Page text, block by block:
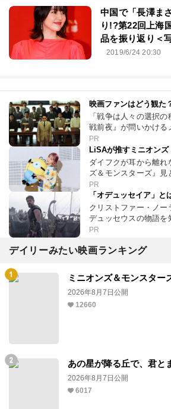
中国で「長澤ま
り!?第22回上海
品を振り返り＜
2019/6/24 20:30
映画ファンはどう観た
「戦争は人々の選択
戦前夜』が問いかける
PR
LiSAが推すミニオンズ
ダイフクが耳から離れ
ズ＆モンスターズ』見
PR
「オデュッセイア」と
クリストファー・ノー
デュッセウスの物語を
PR
デイリーみたい映画ランキング
ミニオンズ＆モンスター
2026年8月7日公開
12660
あの星が降る丘で、君と
2026年8月7日公開
6017